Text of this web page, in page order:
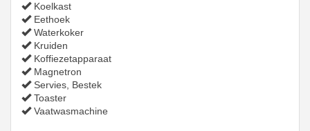
Koelkast
Eethoek
Waterkoker
Kruiden
Koffiezetapparaat
Magnetron
Servies, Bestek
Toaster
Vaatwasmachine